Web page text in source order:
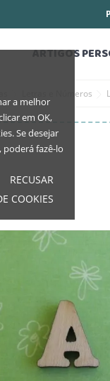
a melhor
em OK,
Se desejar
poderá fazê-lo
RECUSAR
COOKIES
ARTIGOS
Letras e Números